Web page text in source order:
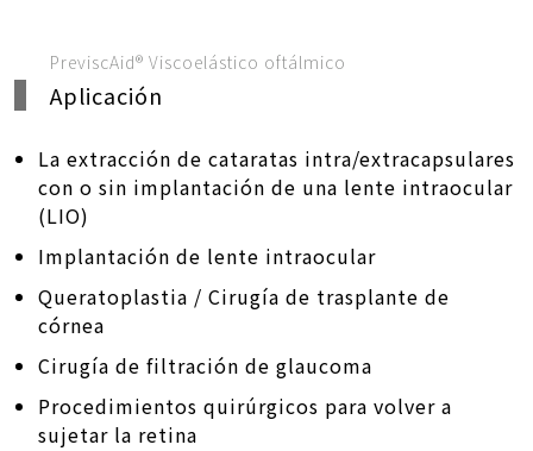
PreviscAid® Viscoelástico oftálmico
Aplicación
La extracción de cataratas intra/extracapsulares
con o sin implantación de una lente intraocular
(LIO)
Implantación de lente intraocular
Queratoplastia / Cirugía de trasplante de
córnea
Cirugía de filtración de glaucoma
Procedimientos quirúrgicos para volver a
sujetar la retina